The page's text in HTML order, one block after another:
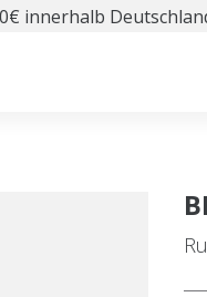
innerhalb